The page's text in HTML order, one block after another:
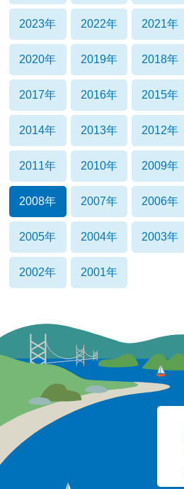
2023年 2022年 2021年
2020年 2019年 2018年
2017年 2016年 2015年
2014年 2013年 2012年
2011年 2010年 2009年
2008年 2007年 2006年
2005年 2004年 2003年
2002年 2001年